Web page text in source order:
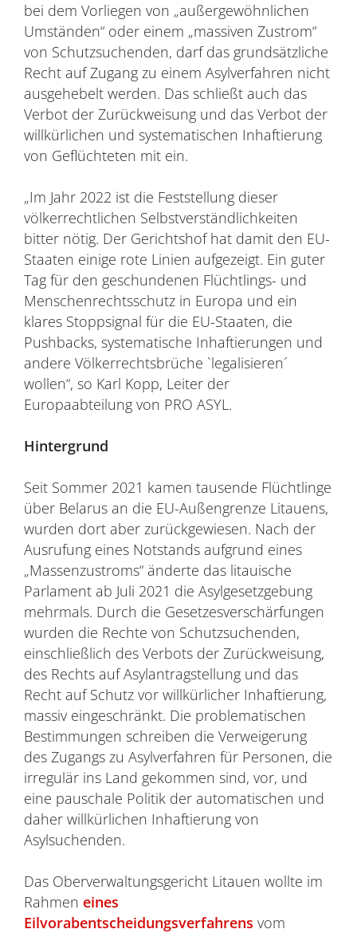
bei dem Vorliegen von „außergewöhnlichen
Umständen“ oder einem „massiven Zustrom“
von Schutzsuchenden, darf das grundsätzliche
Recht auf Zugang zu einem Asylverfahren nicht
ausgehebelt werden. Das schließt auch das
Verbot der Zurückweisung und das Verbot der
willkürlichen und systematischen Inhaftierung
von Geflüchteten mit ein.
„Im Jahr 2022 ist die Feststellung dieser
völkerrechtlichen Selbstverständlichkeiten
bitter nötig. Der Gerichtshof hat damit den EU-
Staaten einige rote Linien aufgezeigt. Ein guter
Tag für den geschundenen Flüchtlings- und
Menschenrechtsschutz in Europa und ein
klares Stoppsignal für die EU-Staaten, die
Pushbacks, systematische Inhaftierungen und
andere Völkerrechtsbrüche `legalisieren´
wollen“, so Karl Kopp, Leiter der
Europaabteilung von PRO ASYL.
Hintergrund
Seit Sommer 2021 kamen tausende Flüchtlinge
über Belarus an die EU-Außengrenze Litauens,
wurden dort aber zurückgewiesen. Nach der
Ausrufung eines Notstands aufgrund eines
„Massenzustroms“ änderte das litauische
Parlament ab Juli 2021 die Asylgesetzgebung
mehrmals. Durch die Gesetzesverschärfungen
wurden die Rechte von Schutzsuchenden,
einschließlich des Verbots der Zurückweisung,
des Rechts auf Asylantragstellung und das
Recht auf Schutz vor willkürlicher Inhaftierung,
massiv eingeschränkt. Die problematischen
Bestimmungen schreiben die Verweigerung
des Zugangs zu Asylverfahren für Personen, die
irregulär ins Land gekommen sind, vor, und
eine pauschale Politik der automatischen und
daher willkürlichen Inhaftierung von
Asylsuchenden.
Das Oberverwaltungsgericht Litauen wollte im
Rahmen eines
Eilvorabentscheidungsverfahrens vom